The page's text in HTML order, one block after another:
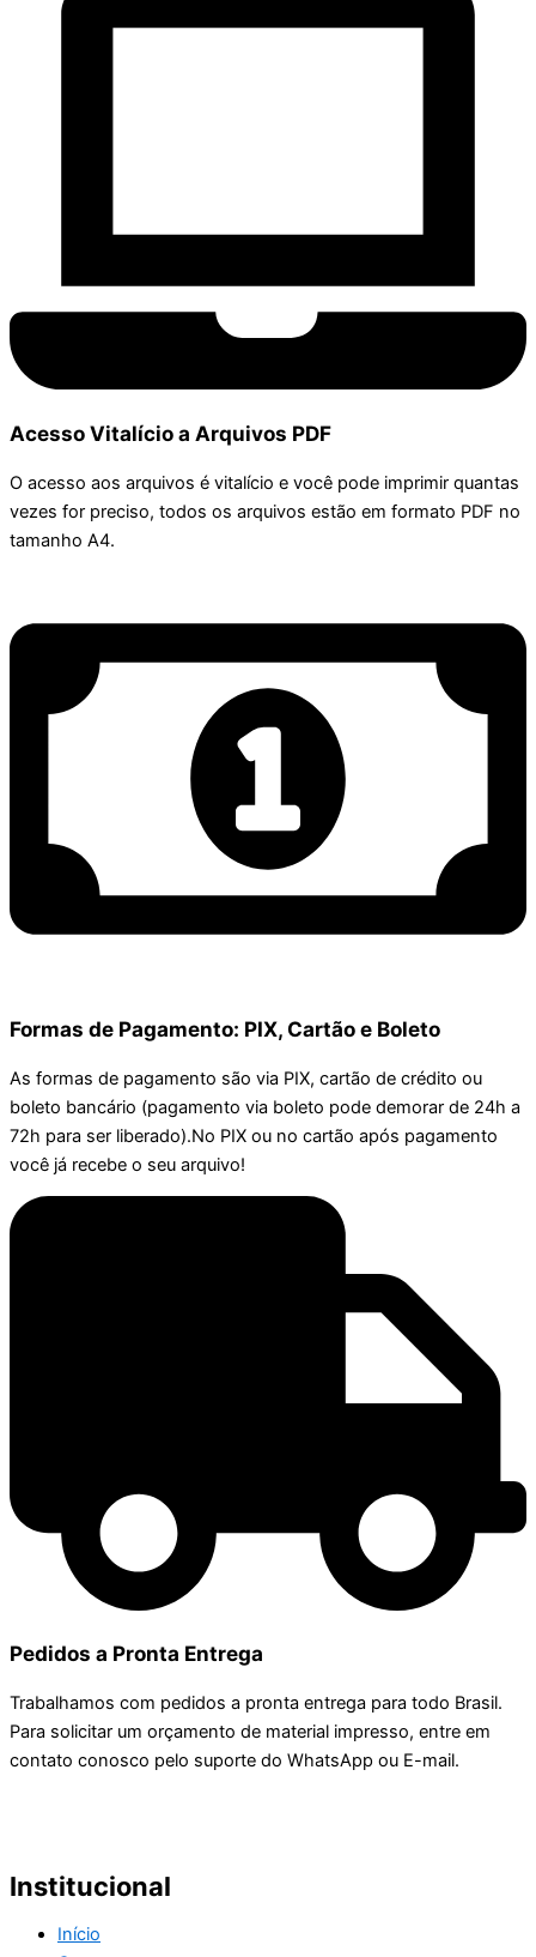
Acesso Vitalício a Arquivos PDF
O acesso aos arquivos é vitalício e você pode imprimir quantas
vezes for preciso, todos os arquivos estão em formato PDF no
tamanho A4.
Formas de Pagamento: PIX, Cartão e Boleto
As formas de pagamento são via PIX, cartão de crédito ou
boleto bancário (pagamento via boleto pode demorar de 24h a
72h para ser liberado).No PIX ou no cartão após pagamento
você já recebe o seu arquivo!
Pedidos a Pronta Entrega
Trabalhamos com pedidos a pronta entrega para todo Brasil.
Para solicitar um orçamento de material impresso, entre em
contato conosco pelo suporte do WhatsApp ou E-mail.
Institucional
Início